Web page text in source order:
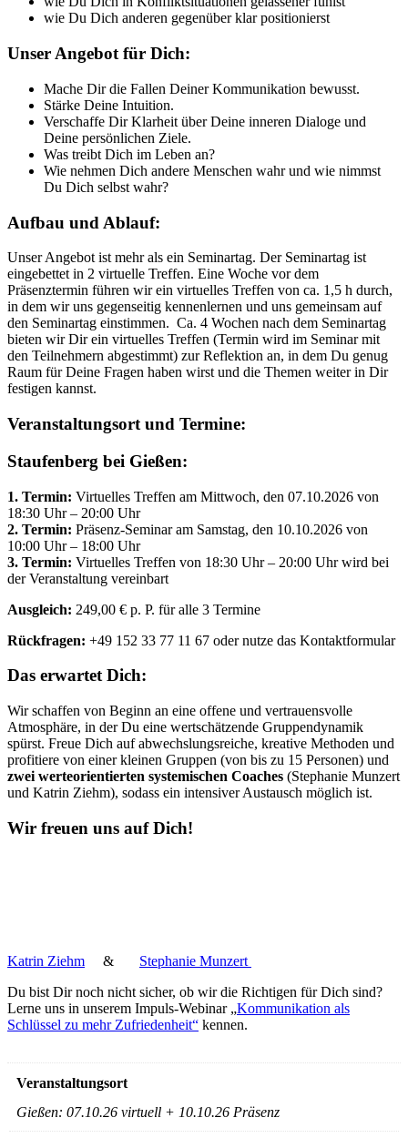
wie Du Dich anderen gegenüber klar positionierst
Unser Angebot für Dich:
Mache Dir die Fallen Deiner Kommunikation bewusst.
Stärke Deine Intuition.
Verschaffe Dir Klarheit über Deine inneren Dialoge und
Deine persönlichen Ziele.
Was treibt Dich im Leben an?
Wie nehmen Dich andere Menschen wahr und wie nimmst
Du Dich selbst wahr?
Aufbau und Ablauf:
Unser Angebot ist mehr als ein Seminartag. Der Seminartag ist
eingebettet in 2 virtuelle Treffen. Eine Woche vor dem
Präsenztermin führen wir ein virtuelles Treffen von ca. 1,5 h durch,
in dem wir uns gegenseitig kennenlernen und uns gemeinsam auf
den Seminartag einstimmen. Ca. 4 Wochen nach dem Seminartag
bieten wir Dir ein virtuelles Treffen (Termin wird im Seminar mit
den Teilnehmern abgestimmt) zur Reflektion an, in dem Du genug
Raum für Deine Fragen haben wirst und die Themen weiter in Dir
festigen kannst.
Veranstaltungsort und Termine:
Staufenberg bei Gießen:
1. Termin: Virtuelles Treffen am Mittwoch, den 07.10.2026 von
18:30 Uhr – 20:00 Uhr
2. Termin: Präsenz-Seminar am Samstag, den 10.10.2026 von
10:00 Uhr – 18:00 Uhr
3. Termin: Virtuelles Treffen von 18:30 Uhr – 20:00 Uhr wird bei
der Veranstaltung vereinbart
Ausgleich: 249,00 € p. P. für alle 3 Termine
Rückfragen: +49 152 33 77 11 67 oder nutze das Kontaktformular
Das erwartet Dich:
Wir schaffen von Beginn an eine offene und vertrauensvolle
Atmosphäre, in der Du eine wertschätzende Gruppendynamik
spürst. Freue Dich auf abwechslungsreiche, kreative Methoden und
profitiere von einer kleinen Gruppen (von bis zu 15 Personen) und
zwei werteorientierten systemischen Coaches (Stephanie Munzert
und Katrin Ziehm), sodass ein intensiver Austausch möglich ist.
Wir freuen uns auf Dich!
Katrin Ziehm & Stephanie Munzert
Du bist Dir noch nicht sicher, ob wir die Richtigen für Dich sind?
Lerne uns in unserem Impuls-Webinar „Kommunikation als
Schlüssel zu mehr Zufriedenheit“ kennen.
Veranstaltungsort
Gießen: 07.10.26 virtuell + 10.10.26 Präsenz